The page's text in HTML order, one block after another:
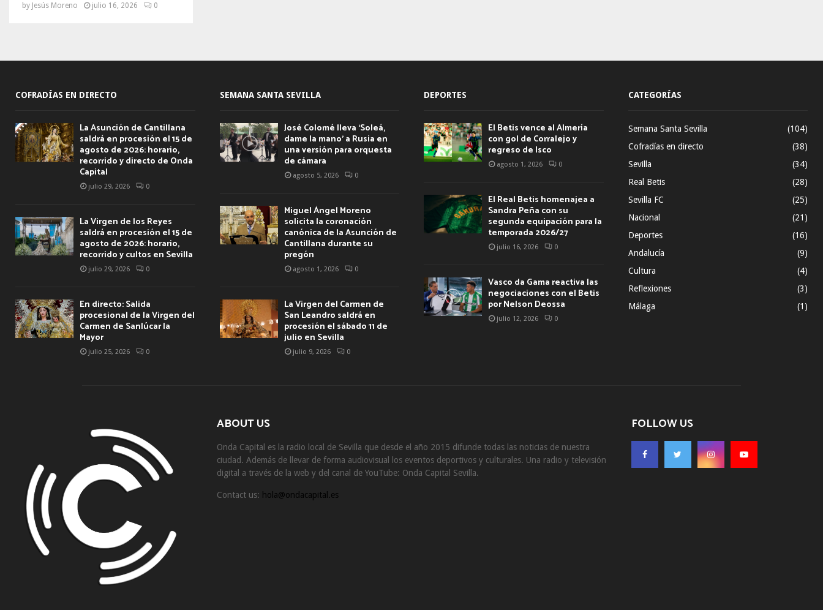
by Jesús Moreno julio 16, 2026 0
COFRADÍAS EN DIRECTO
La Asunción de Cantillana
saldrá en procesión el 15 de
agosto de 2026: horario,
recorrido y directo de Onda
Capital
julio 29, 2026 0
La Virgen de los Reyes
saldrá en procesión el 15 de
agosto de 2026: horario,
recorrido y cultos en Sevilla
julio 29, 2026 0
En directo: Salida
procesional de la Virgen del
Carmen de Sanlúcar la
Mayor
julio 25, 2026 0
SEMANA SANTA SEVILLA
José Colomé lleva ‘Soleá,
dame la mano’ a Rusia en
una versión para orquesta
de cámara
agosto 5, 2026 0
Miguel Ángel Moreno
solicita la coronación
canónica de la Asunción de
Cantillana durante su
pregón
agosto 1, 2026 0
La Virgen del Carmen de
San Leandro saldrá en
procesión el sábado 11 de
julio en Sevilla
julio 9, 2026 0
DEPORTES
El Betis vence al Almería
con gol de Corralejo y
regreso de Isco
agosto 1, 2026 0
El Real Betis homenajea a
Sandra Peña con su
segunda equipación para la
temporada 2026/27
julio 16, 2026 0
Vasco da Gama reactiva las
negociaciones con el Betis
por Nelson Deossa
julio 12, 2026 0
CATEGORÍAS
Semana Santa Sevilla
(104)
Cofradías en directo
(38)
Sevilla
(34)
Real Betis
(28)
Sevilla FC
(25)
Nacional
(21)
Deportes
(16)
Andalucía
(9)
Cultura
(4)
Reflexiones
(3)
Málaga
(1)
ABOUT US
Onda Capital es la radio local de Sevilla que desde el año 2015 difunde todas las noticias de nuestra
ciudad. Además de llevar de forma audiovisual los eventos deportivos y culturales. Una radio y televisión
digital a través de la web y del canal de YouTube: Onda Capital Sevilla.
Contact us: hola@ondacapital.es
FOLLOW US